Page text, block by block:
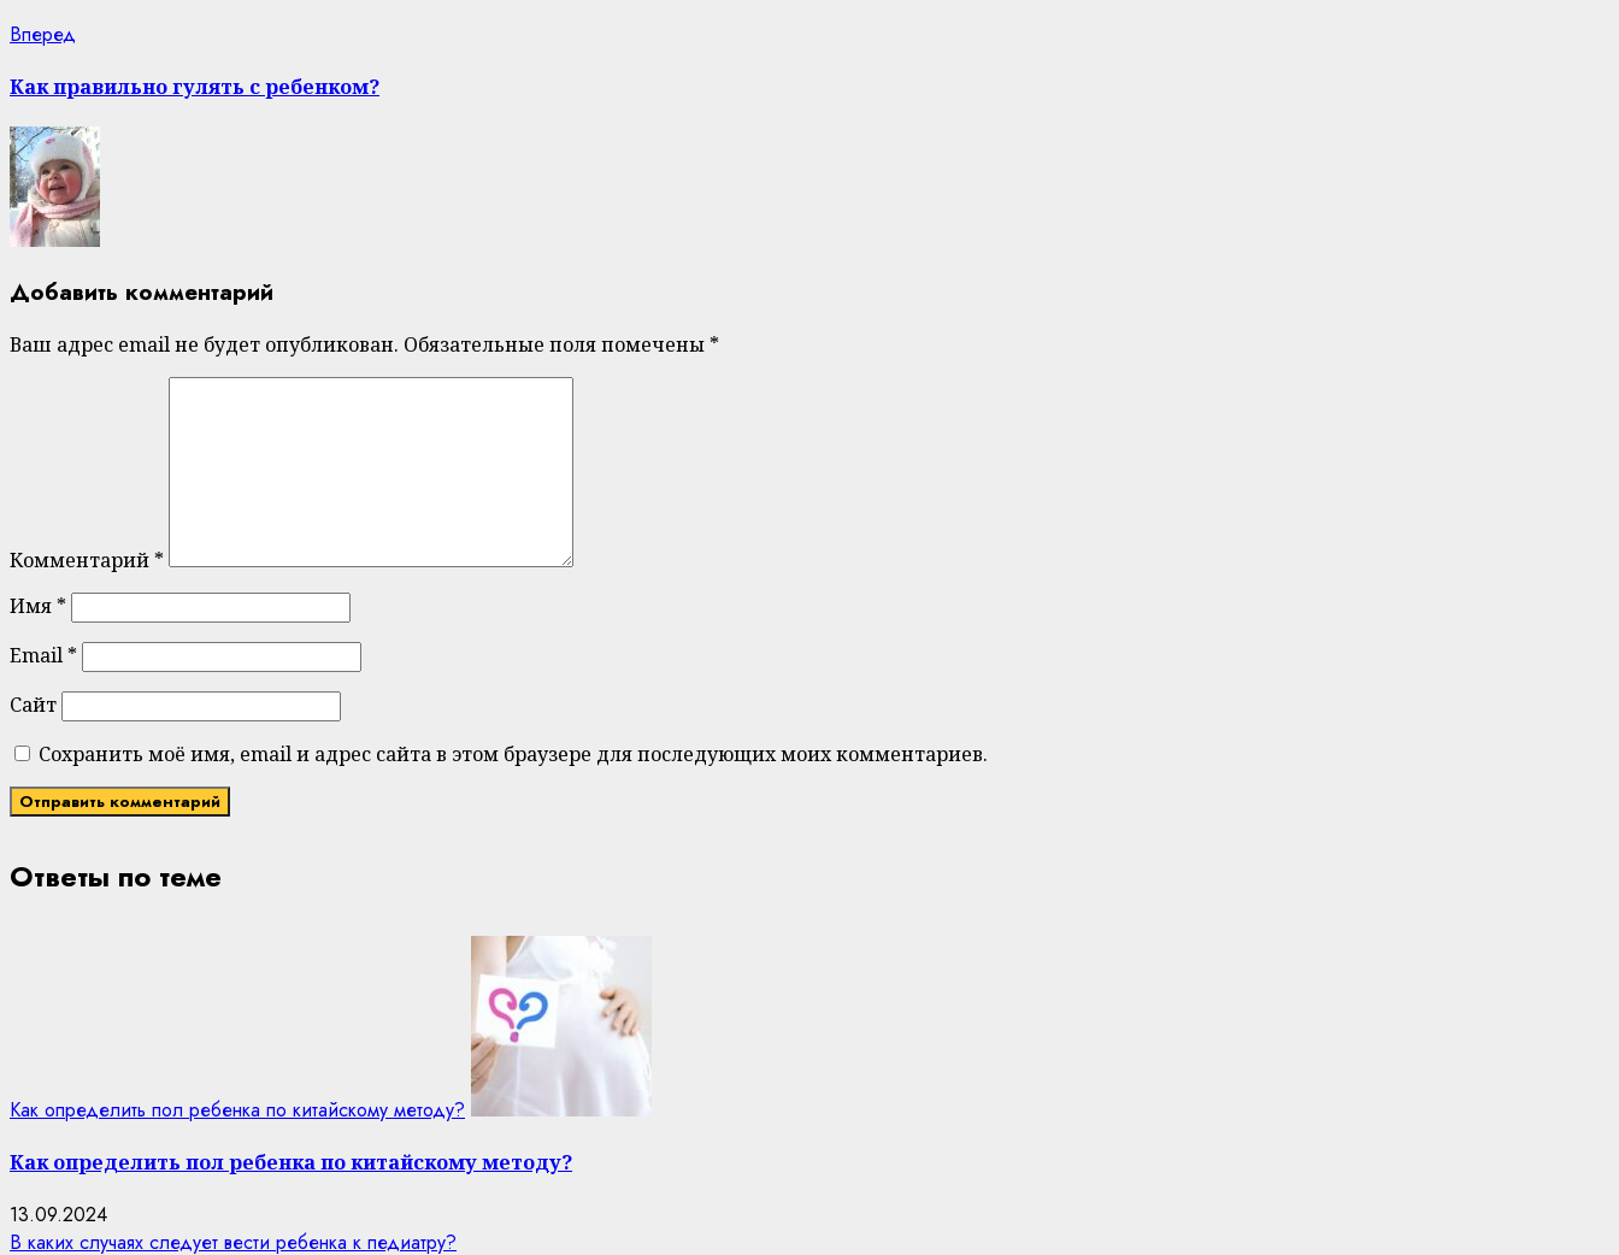
Вперед
Как правильно гулять с ребенком?
Добавить комментарий
Ваш адрес email не будет опубликован. Обязательные поля помечены *
Комментарий *
Имя *
Email *
Сайт
Сохранить моё имя, email и адрес сайта в этом браузере для последующих моих комментариев.
Ответы по теме
Как определить пол ребенка по китайскому методу?
Как определить пол ребенка по китайскому методу?
13.09.2024
В каких случаях следует вести ребенка к педиатру?